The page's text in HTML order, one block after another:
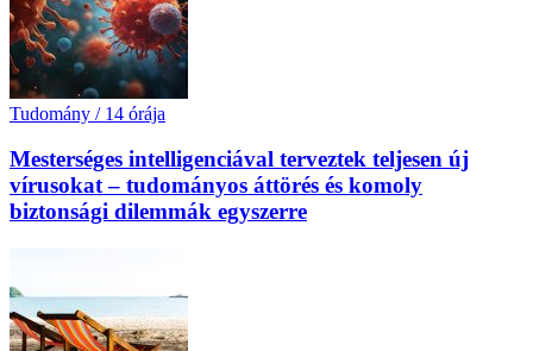
Tudomány / 14 órája
Mesterséges intelligenciával terveztek teljesen új
vírusokat – tudományos áttörés és komoly
biztonsági dilemmák egyszerre